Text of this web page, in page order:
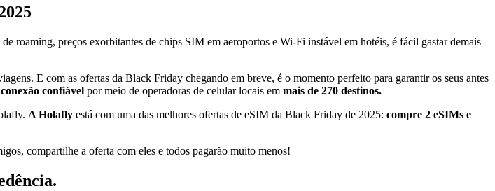
roaming, preços exorbitantes de chips SIM em aeroportos e Wi-Fi instável em hotéis, é fácil gastar demais
E com as ofertas da Black Friday chegando em breve, é o momento perfeito para garantir os seus antes
confiável por meio de operadoras de celular locais em mais de 270 destinos.
A Holafly está com uma das melhores ofertas de eSIM da Black Friday de 2025: compre 2 eSIMs e
compartilhe a oferta com eles e todos pagarão muito menos!